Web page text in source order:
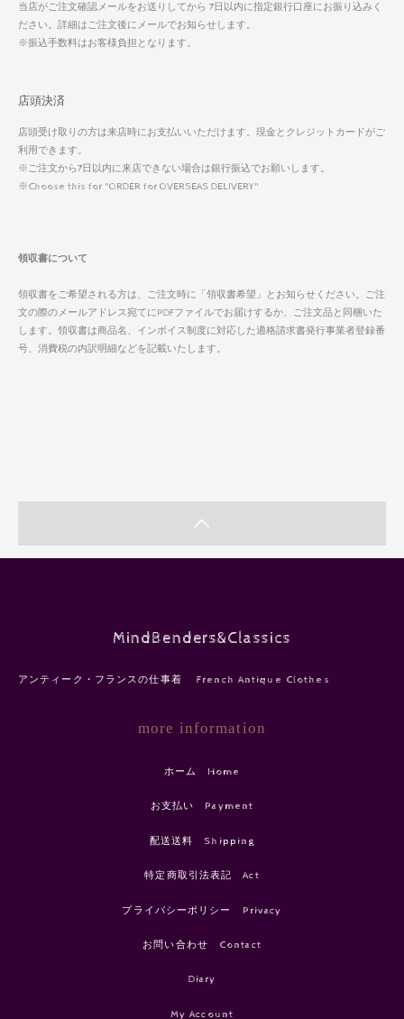
当店がご注文確認メールをお送りしてから 7日以内に指定銀行口座にお振り込みく
ださい。詳細はご注文後にメールでお知らせします。
※振込手数料はお客様負担となります。
店頭決済
店頭受け取りの方は来店時にお支払いいただけます。現金とクレジットカードがご
利用できます。
※ご注文から7日以内に来店できない場合は銀行振込でお願いします。
※Choose this for "ORDER for OVERSEAS DELIVERY"
領収書について
領収書をご希望される方は、ご注文時に「領収書希望」とお知らせください。ご注
文の際のメールアドレス宛てにPDFファイルでお届けするか、ご注文品と同梱いた
します。領収書は商品名、インボイス制度に対応した適格請求書発行事業者登録番
号、消費税の内訳明細などを記載いたします。
MindBenders&Classics
アンティーク・フランスの仕事着 French Antique Clothes
more information
ホーム Home
お支払い Payment
配送送料 Shipping
特定商取引法表記 Act
プライバシーポリシー Privacy
お問い合わせ Contact
Diary
My Account